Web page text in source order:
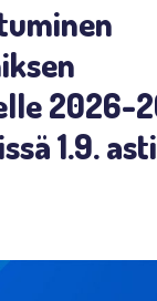
2026-
1.9. asti